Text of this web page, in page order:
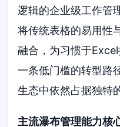
逻辑的企业级工作管
将传统表格的易用性
融合，为习惯于
一条低门槛的转型路
生态中依然占据独特
主流瀑布管理能力核